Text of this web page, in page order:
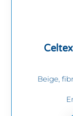
Beige,